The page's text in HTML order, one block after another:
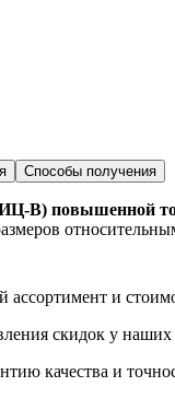
Способы получения
В) повышенной
и
скидок у
качества и